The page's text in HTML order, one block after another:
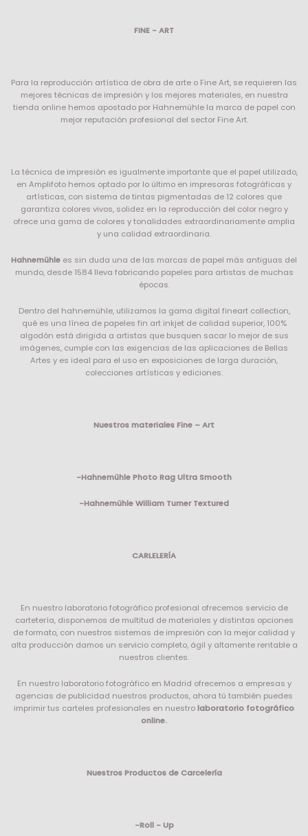
FINE - ART
Para la reproducción artística de obra de arte o Fine Art, se requieren las
mejores técnicas de impresión y los mejores materiales, en nuestra
tienda online hemos apostado por Hahnemühle la marca de papel con
mejor reputación profesional del sector Fine Art.
La técnica de impresión es igualmente importante que el papel utilizado,
en Amplifoto hemos optado por lo último en impresoras fotográficas y
artísticas, con sistema de tintas pigmentadas de 12 colores que
garantiza colores vivos, solidez en la reproducción del color negro y
ofrece una gama de colores y tonalidades extraordinariamente amplia
y una calidad extraordinaria.
Hahnemühle es sin duda una de las marcas de papel más antiguas del
mundo, desde 1584 lleva fabricando papeles para artistas de muchas
épocas.
Dentro del hahnemühle, utilizamos la gama digital fineart collection,
qué es una línea de papeles fin art inkjet de calidad superior, 100%
algodón está dirigida a artistas que busquen sacar lo mejor de sus
imágenes, cumple con las exigencias de las aplicaciones de Bellas
Artes y es ideal para el uso en exposiciones de larga duración,
colecciones artísticas y ediciones.
Nuestros materiales Fine – Art
-Hahnemühle Photo Rag Ultra Smooth
-Hahnemühle William Turner Textured
CARLELERÍA
En nuestro laboratorio fotográfico profesional ofrecemos servicio de
cartetería, disponemos de multitud de materiales y distintas opciones
de formato, con nuestros sistemas de impresión con la mejor calidad y
alta producción damos un servicio completo, ágil y altamente rentable a
nuestros clientes.
En nuestro laboratorio fotográfico en Madrid ofrecemos a empresas y
agencias de publicidad nuestros productos, ahora tú también puedes
imprimir tus carteles profesionales en nuestrolaboratorio fotográfico
online.
Nuestros Productos de Carcelería
-Roll - Up